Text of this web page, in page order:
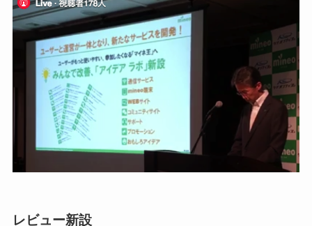
レビュー新設